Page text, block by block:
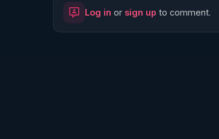
Log in or sign up to comment.